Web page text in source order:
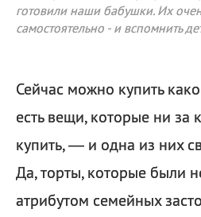
готовили наши бабушки. Их
самостоятельно - и вспомнить
Сейчас можно купить
есть вещи, которые ни за
купить, — и одна из них
Да, торты, которые были
атрибутом семейных